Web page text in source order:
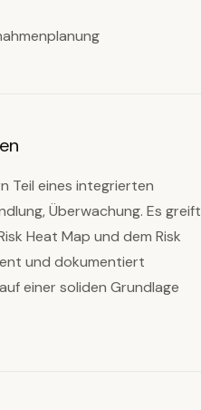
Teil eines integrierten
Überwachung. Es greift
Heat Map und dem Risk
und dokumentiert
einer soliden Grundlage